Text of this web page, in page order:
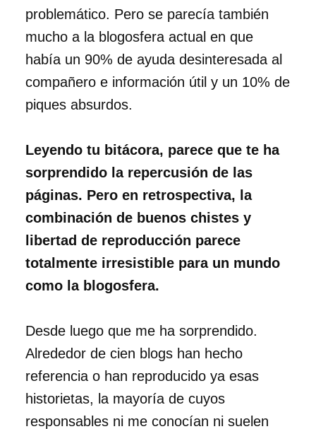
problemático. Pero se parecía también
mucho a la blogosfera actual en que
había un 90% de ayuda desinteresada al
compañero e información útil y un 10% de
piques absurdos.
Leyendo tu bitácora, parece que te ha
sorprendido la repercusión de las
páginas. Pero en retrospectiva, la
combinación de buenos chistes y
libertad de reproducción parece
totalmente irresistible para un mundo
como la blogosfera.
Desde luego que me ha sorprendido.
Alrededor de cien blogs han hecho
referencia o han reproducido ya esas
historietas, la mayoría de cuyos
responsables ni me conocían ni suelen